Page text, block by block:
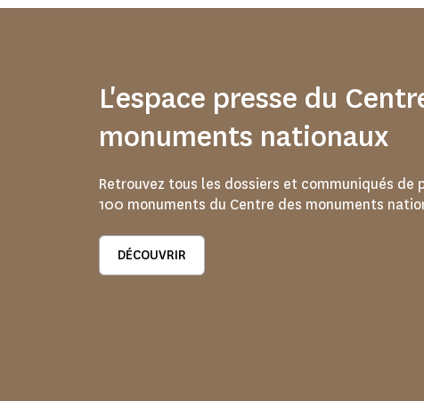
L'espace presse du
monuments nationaux
Retrouvez tous les dossiers et communiqués de
100 monuments du Centre des monuments
DÉCOUVRIR